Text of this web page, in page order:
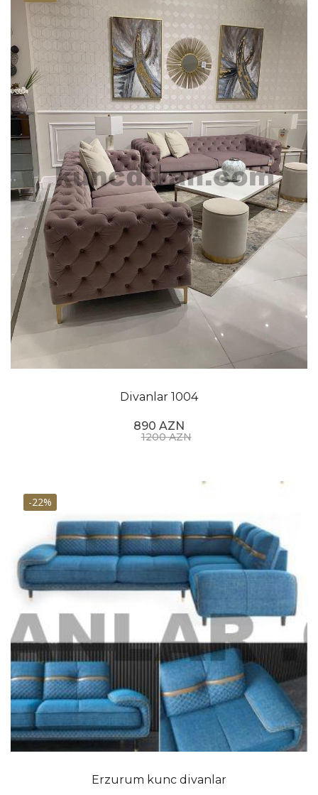
Divanlar 1004
890 AZN
1200 AZN
-22%
Erzurum kunc divanlar